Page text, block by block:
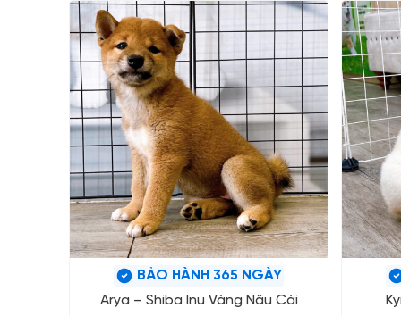
BẢO HÀNH 365 NGÀY
Arya – Shiba Inu Vàng Nâu Cái